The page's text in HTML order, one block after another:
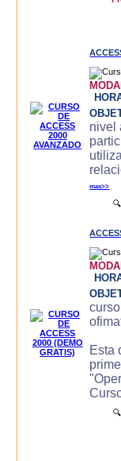
nivel
mas>>
Esta